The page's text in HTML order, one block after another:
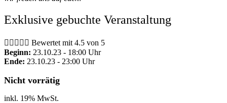
Exklusive gebuchte Veranstaltung
     Bewertet mit 4.5 von 5
Beginn: 23.10.23 - 18:00 Uhr
Ende: 23.10.23 - 23:00 Uhr
Nicht vorrätig
inkl. 19% MwSt.